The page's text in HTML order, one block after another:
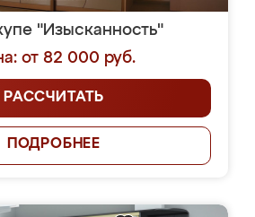
"Изысканность"
от 82 000 руб.
РАССЧИТАТЬ
ПОДРОБНЕЕ